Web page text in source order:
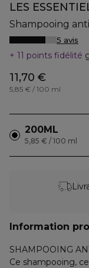
LES
Shampooing
5 avis
11 points fidélité
11,70 €
5,85 € / 100 ml
200ML
5,85 € / 100 ml
Information
SHAMPOOING
Ce shampooing,